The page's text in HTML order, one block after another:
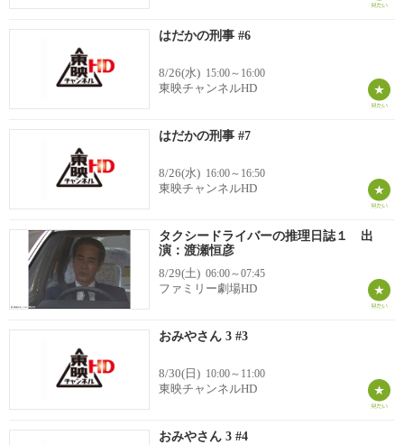
はだかの刑事 #6
8/26(水) 15:00～16:00
東映チャンネルHD
はだかの刑事 #7
8/26(水) 16:00～16:50
東映チャンネルHD
タクシードライバーの推理日誌１ 出
演：渡瀬恒彦
8/29(土) 06:00～07:45
ファミリー劇場HD
おみやさん 3 #3
8/30(日) 10:00～11:00
東映チャンネルHD
おみやさん 3 #4